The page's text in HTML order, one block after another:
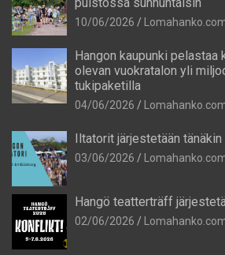
puistossa sunnuntaisin
10/06/2026
Hangon kaupunki pelastaa
olevan vuokratalon yli
tukipaketilla
04/06/2026
Iltatorit järjestetään
03/06/2026
Hangö teatterträff
02/06/2026